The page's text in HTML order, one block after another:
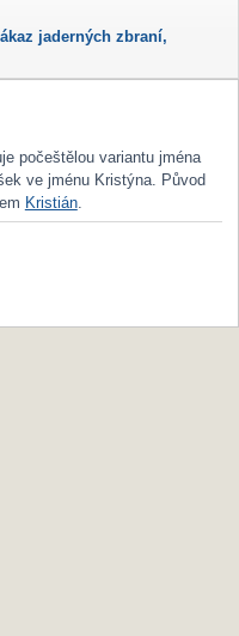
jaderných zbraní,
počeštělou variantu jména
ve jménu Kristýna. Původ
Kristián.